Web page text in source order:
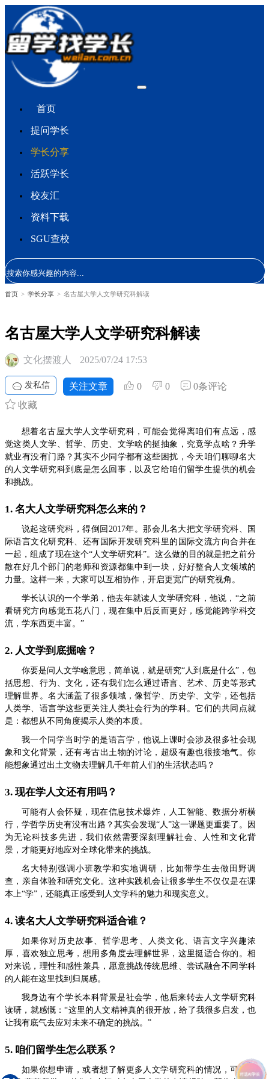
首页
提问学长
学长分享
活跃学长
校友汇
资料下载
SGU查校
首页 > 学长分享 > 名古屋大学人文学研究科解读
名古屋大学人文学研究科解读
文化摆渡人 2025/07/24 17:53
发私信 关注文章 0 0
0条评论
收藏
想着名古屋大学人文学研究科，可能会觉得离咱们有点远，感
觉这类人文学、哲学、历史、文学啥的挺抽象，究竟学点啥？升学
就业有没有门路？其实不少同学都有这些困扰，今天咱们聊聊名大
的人文学研究科到底是怎么回事，以及它给咱们留学生提供的机会
和挑战。
1. 名大人文学研究科怎么来的？
说起这研究科，得倒回2017年。那会儿名大把文学研究科、国
际语言文化研究科、还有国际开发研究科里的国际交流方向合并在
一起，组成了现在这个“人文学研究科”。这么做的目的就是把之前分
散在好几个部门的老师和资源都集中到一块，好好整合人文领域的
力量。这样一来，大家可以互相协作，开启更宽广的研究视角。
学长认识的一个学弟，他去年就读人文学研究科，他说，“之前
看研究方向感觉五花八门，现在集中后反而更好，感觉能跨学科交
流，学东西更丰富。”
2. 人文学到底掘啥？
你要是问人文学啥意思，简单说，就是研究“人到底是什么”，包
括思想、行为、文化，还有我们怎么通过语言、艺术、历史等形式
理解世界。名大涵盖了很多领域，像哲学、历史学、文学，还包括
人类学、语言学这些更关注人类社会行为的学科。它们的共同点就
是：都想从不同角度揭示人类的本质。
我一个同学当时学的是语言学，他说上课时会涉及很多社会现
象和文化背景，还有考古出土物的讨论，超级有趣也很接地气。你
能想象通过出土文物去理解几千年前人们的生活状态吗？
3. 现在学人文还有用吗？
可能有人会怀疑，现在信息技术爆炸，人工智能、数据分析横
行，学哲学历史有没有出路？其实会发现“人”这一课题更重要了。因
为无论科技多先进，我们依然需要深刻理解社会、人性和文化背
景，才能更好地应对全球化带来的挑战。
名大特别强调小班教学和实地调研，比如带学生去做田野调
查，亲自体验和研究文化。这种实践机会让很多学生不仅仅是在课
本上“学”，还能真正感受到人文学科的魅力和现实意义。
4. 读名大人文学研究科适合谁？
如果你对历史故事、哲学思考、人类文化、语言文字兴趣浓
厚，喜欢独立思考，想用多角度去理解世界，这里挺适合你的。相
对来说，理性和感性兼具，愿意挑战传统思维、尝试融合不同学科
的人能在这里找到归属感。
我身边有个学长本科背景是社会学，他后来转去人文学研究科
读研，就感慨：“这里的人文精神真的很开放，给了我很多启发，也
让我有底气去应对未来不确定的挑战。”
5. 咱们留学生怎么联系？
如果你想申请，或者想了解更多人文学研究科的情况，可以直